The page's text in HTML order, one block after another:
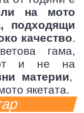
на мото
подходящи
качество.
гама,
и не на
материи,
якетата.